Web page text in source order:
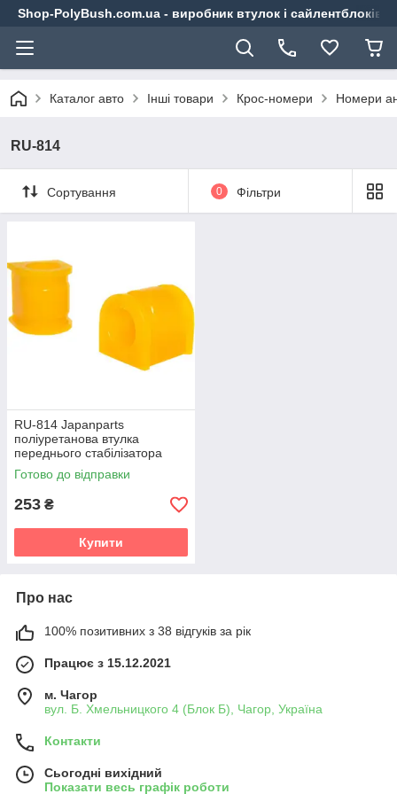
Shop-PolyBush.com.ua - виробник втулок і сайлентблоків
Каталог авто Інші товари Крос-номери Номери
RU-814
Сортування 0 Фільтри
RU-814 Japanparts
поліуретанова втулка
переднього стабілізатора
PolyBush (аналог) v19
Готово до відправки
253 ₴
Купити
Про нас
100% позитивних з 38 відгуків за рік
Працює з 15.12.2021
м. Чагор
вул. Б. Хмельницкого 4 (Блок Б), Чагор, Україна
Контакти
Сьогодні вихідний
Показати весь графік роботи